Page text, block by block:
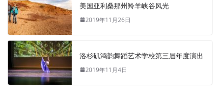
美国亚利桑那州羚羊峡谷风光
2019年11月26日
洛杉矶鸿韵舞蹈艺术学校第三届年度演出
2019年11月4日